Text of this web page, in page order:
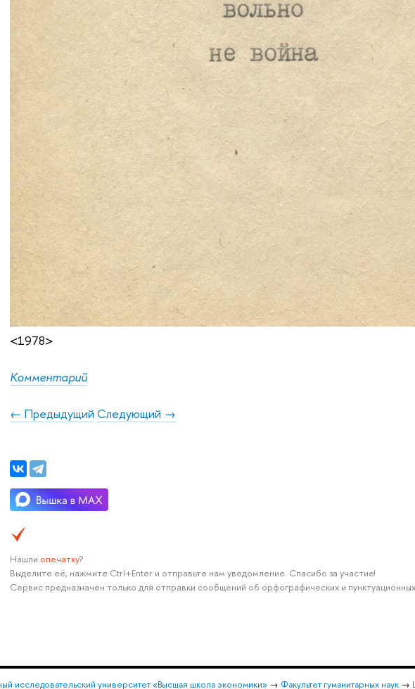
<1978>
Комментарий
← Предыдущий Следующий →
Нашли опечатку?
Выделите её, нажмите Ctrl+Enter и отправьте нам уведомление. Спасибо за участие!
Сервис предназначен только для отправки сообщений об орфографических и
исследовательский университет «Высшая школа экономики» → Факультет гуманитарных наук →